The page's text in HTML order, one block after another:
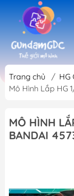
Trang chủ / HG
Mô Hình Lắp HG
MÔ HÌNH
BANDAI